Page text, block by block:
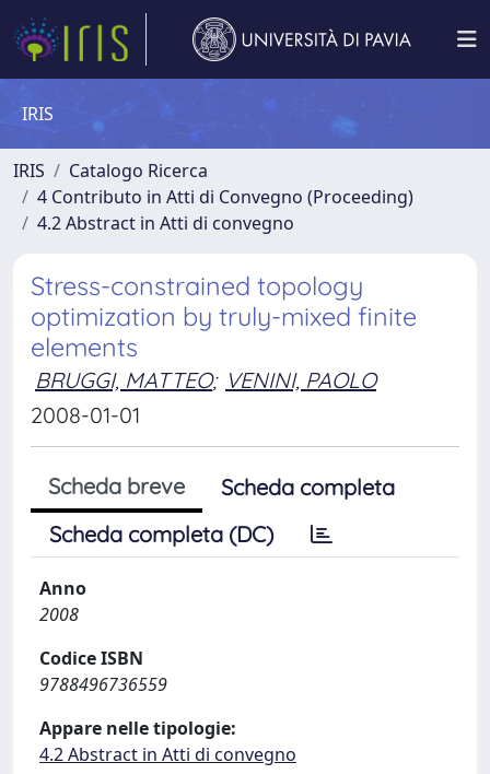
IRIS
IRIS
Catalogo Ricerca
4 Contributo in Atti di Convegno (Proceeding)
4.2 Abstract in Atti di convegno
Stress-constrained topology
optimization by truly-mixed finite
elements
BRUGGI, MATTEO; VENINI, PAOLO
2008-01-01
Scheda breve
Scheda completa
Scheda completa (DC)
Anno
2008
Codice ISBN
9788496736559
Appare nelle tipologie:
4.2 Abstract in Atti di convegno